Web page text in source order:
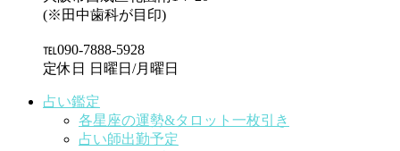
(※田中歯科が目印)
℡090-7888-5928
定休日 日曜日/月曜日
占い鑑定
各星座の運勢&タロット一枚引き
占い師出勤予定